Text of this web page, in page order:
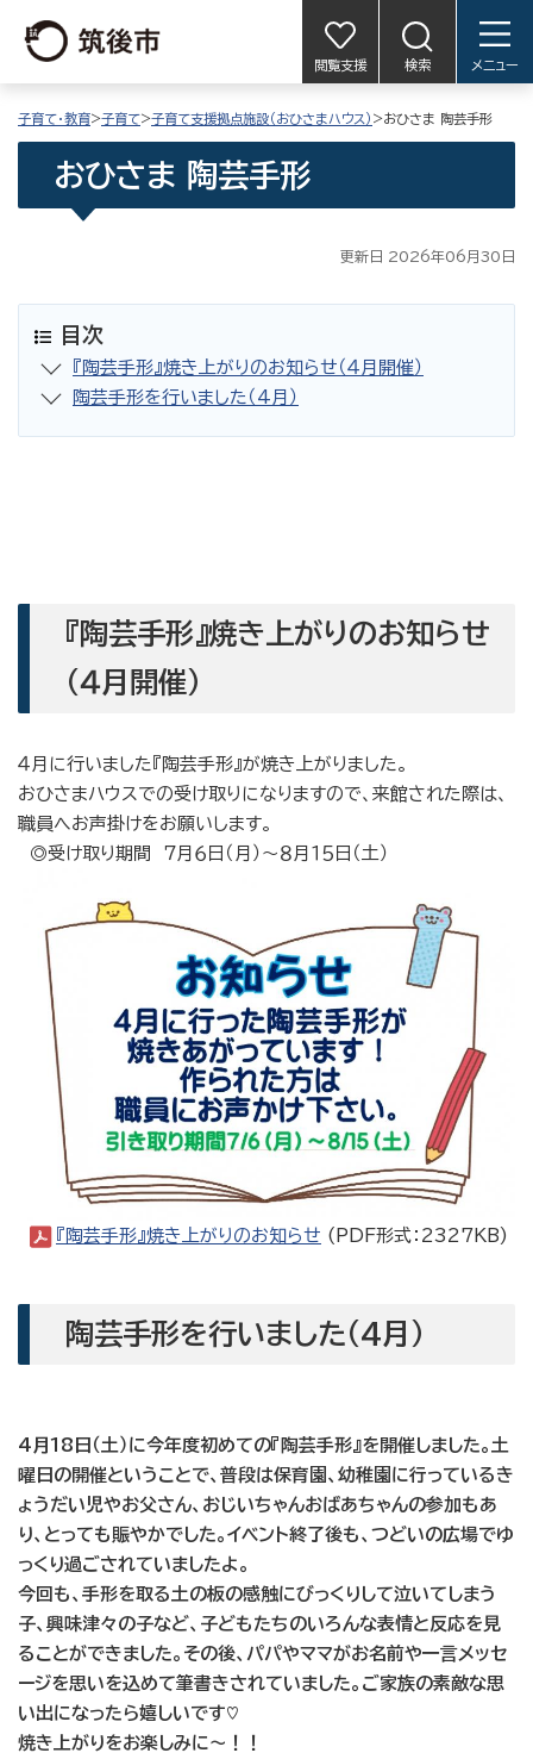
閲覧支援 検索 メニュー
子育て・教育>子育て>子育て支援拠点施設（おひさまハウス） >おひさま 陶芸手形
おひさま 陶芸手形
更新日 2026年06月30日
目次
『陶芸手形』焼き上がりのお知らせ（４月開催）
陶芸手形を行いました（4月）
『陶芸手形』焼き上がりのお知らせ
（４月開催）
４月に行いました『陶芸手形』が焼き上がりました。
おひさまハウスでの受け取りになりますので、来館された際は、
職員へお声掛けをお願いします。
◎受け取り期間 ７月６日（月）〜８月１５日（土）
『陶芸手形』焼き上がりのお知らせ (PDF形式：2327KB)
陶芸手形を行いました（4月）
4 月18 日（土）に今年度初めての『陶芸手形』を開催しました。土
曜日の開催ということで、普段は保育園、幼稚園に行っているき
ょうだい児やお父さん、おじいちゃんおばあちゃんの参加もあ
り、とっても賑やかでした。イベント終了後も、つどいの広場でゆ
っくり過ごされていましたよ。
今回も、手形を取る土の板の感触にびっくりして泣いてしまう
子、興味津々の子など、子どもたちのいろんな表情と反応を見
ることができました。その後、パパやママがお名前や一言メッセ
ージを思いを込めて筆書きされていま した。 ご家族の素敵な思
い出になったら嬉しいです♡
焼き上がりをお楽しみに〜！！